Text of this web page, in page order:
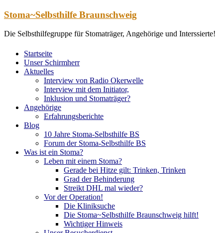
Zum
springen
Stoma~Selbsthilfe Braunschweig
Die Selbsthilfegruppe für Stomaträger, Angehörige und Interssierte!
Startseite
Unser Schirmherr
Aktuelles
Interview von Radio Okerwelle
Interview mit dem Initiator,
Inklusion und Stomaträger?
Angehörige
Erfahrungsberichte
Blog
10 Jahre Stoma-Selbsthilfe BS
Forum der Stoma-Selbsthilfe BS
Was ist ein Stoma?
Leben mit einem Stoma?
Gerade bei Hitze gilt: Trinken, Trinken
Grad der Behinderung
Streikt DHL mal wieder?
Vor der Operation!
Die Kliniksuche
Die Stoma~Selbsthilfe Braunschweig hilft!
Wichtiger Hinweis